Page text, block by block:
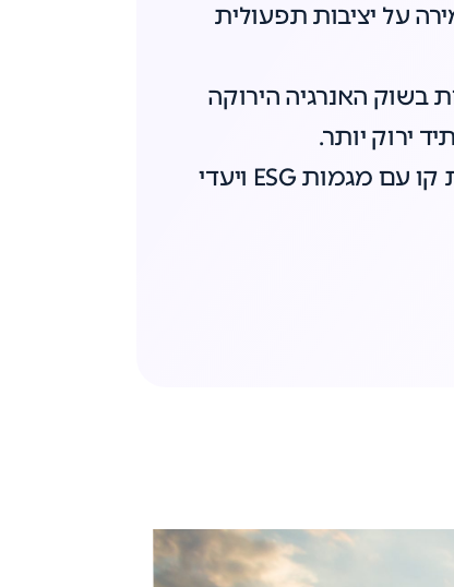
על יציבות תפעולית
המובילות בשוק האנרגיה הירוקה
ירוק יותר.
ומיישרת קו עם מגמות ESG ויעדי